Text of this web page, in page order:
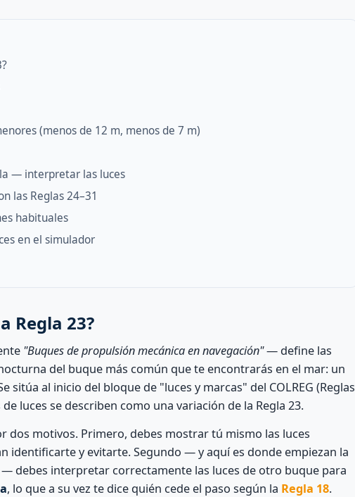
(menos de 12 m, menos de 7 m)
— interpretar las luces
las Reglas 24–31
habituales
en el simulador
Regla 23?
"Buques de propulsión mecánica en navegación"— define las
del buque más común que te encontrarás en el mar: un
sitúa al inicio del bloque de "luces y marcas" del COLREG (Reglas
luces se describen como una variación de la Regla 23.
dos motivos. Primero, debes mostrar tú mismo las luces
identificarte y evitarte. Segundo — y aquí es donde empiezan la
debes interpretar correctamente las luces de otro buque para
, lo que a su vez te dice quién cede el paso según la Regla 18.